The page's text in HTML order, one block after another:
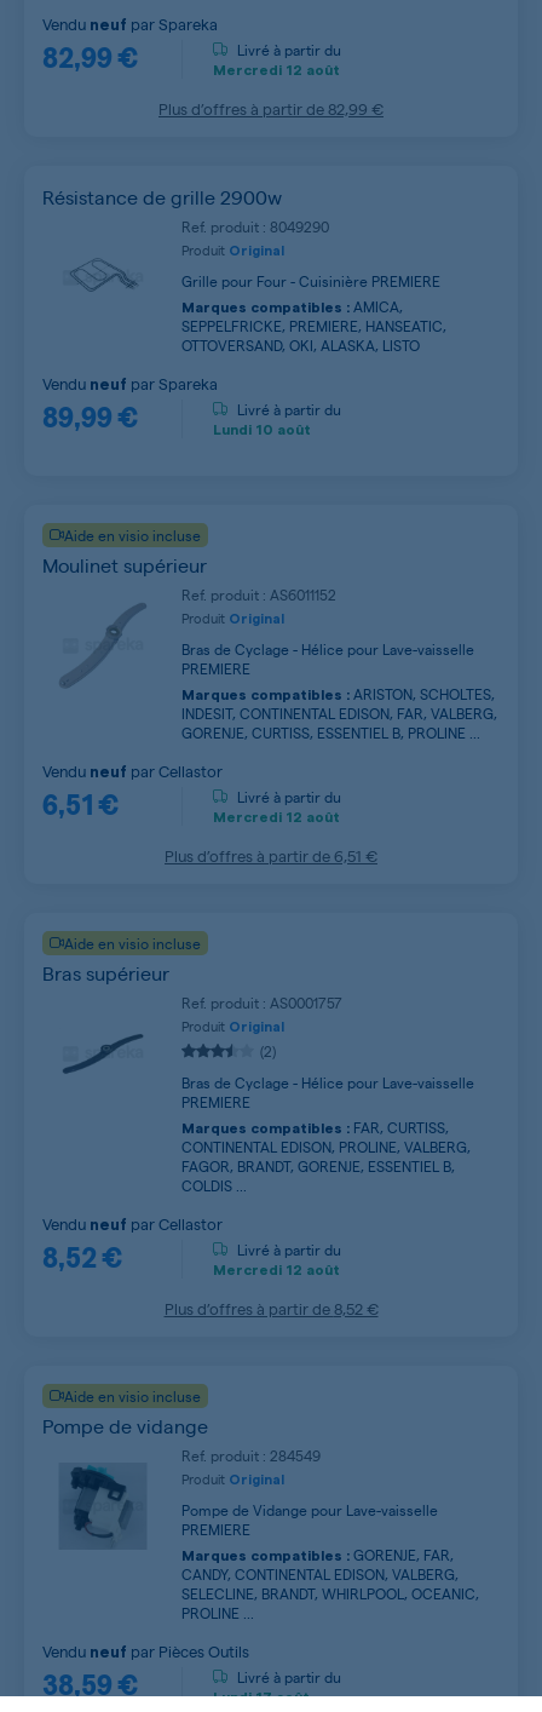
82,99 €
Vendu neuf parSpareka
Livré à partir du
Mercredi 12 août
Plus d’offres à partir de82,99 €
Résistance de grille 2900w
Ref. produit : 8049290
Produit Original
Grille pour Four - Cuisinière PREMIERE
Marques compatibles : AMICA,
SEPPELFRICKE, PREMIERE, HANSEATIC,
OTTOVERSAND, OKI, ALASKA, LISTO
89,99 €
Vendu neuf parSpareka
Livré à partir du
Lundi 10 août
Aide en visio incluse
Moulinet supérieur
Ref. produit : AS6011152
Produit Original
Bras de Cyclage - Hélice pour Lave-vaisselle
PREMIERE
Marques compatibles : ARISTON, SCHOLTES,
INDESIT, CONTINENTAL EDISON, FAR, VALBERG,
GORENJE, CURTISS, ESSENTIEL B, PROLINE ...
6,51 €
Vendu neuf parCellastor
Livré à partir du
Mercredi 12 août
Plus d’offres à partir de 6,51 €
Aide en visio incluse
Bras supérieur
Ref. produit : AS0001757
Produit Original
(2)
Bras de Cyclage - Hélice pour Lave-vaisselle
PREMIERE
Marques compatibles : FAR, CURTISS,
CONTINENTAL EDISON, PROLINE, VALBERG,
FAGOR, BRANDT, GORENJE, ESSENTIEL B,
COLDIS ...
8,52 €
Vendu neuf parCellastor
Livré à partir du
Mercredi 12 août
Plus d’offres à partir de8,52 €
Aide en visio incluse
Pompe de vidange
Ref. produit : 284549
Produit Original
Pompe de Vidange pour Lave-vaisselle
PREMIERE
Marques compatibles : GORENJE, FAR,
CANDY, CONTINENTAL EDISON, VALBERG,
SELECLINE, BRANDT, WHIRLPOOL, OCEANIC,
PROLINE ...
38,59 €
Vendu neuf par Pièces Outils
Livré à partir du
Lundi17 août